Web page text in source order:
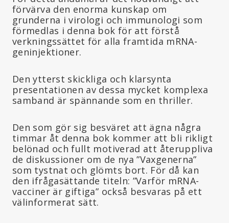
förvärva den enorma kunskap om
grunderna i virologi och immunologi som
förmedlas i denna bok för att förstå
verkningssättet för alla framtida mRNA-
geninjektioner.
Den ytterst skickliga och klarsynta
presentationen av dessa mycket komplexa
samband är spännande som en thriller.
Den som gör sig besväret att ägna några
timmar åt denna bok kommer att bli rikligt
belönad och fullt motiverad att återuppliva
de diskussioner om de nya ”Vaxgenerna”
som tystnat och glömts bort. För då kan
den ifrågasättande titeln: ”Varför mRNA-
vacciner är giftiga” också besvaras på ett
välinformerat sätt.